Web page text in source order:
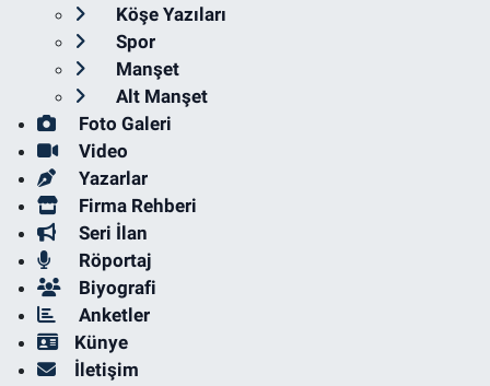
Köşe Yazıları
Spor
Manşet
Alt Manşet
Foto Galeri
Video
Yazarlar
Firma Rehberi
Seri İlan
Röportaj
Biyografi
Anketler
Künye
İletişim